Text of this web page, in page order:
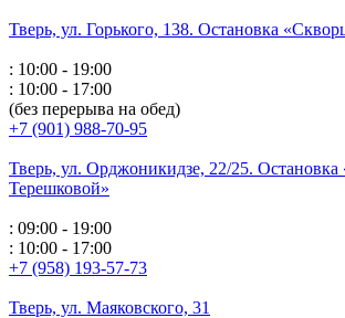
Тверь, ул. Горького, 138. Остановка
: 10:00 - 19:00
: 10:00 - 17:00
(без перерыва на обед)
+7 (901) 988-70-95
Тверь, ул. Орджоникидзе, 22/25.
Терешковой»
: 09:00 - 19:00
: 10:00 - 17:00
+7 (958) 193-57-73
Тверь, ул. Маяковского, 31